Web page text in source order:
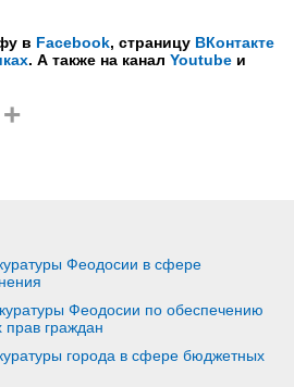
в Facebook, страницу ВКонтакте
. А также на канал Youtube и
+
Феодосии в сфере
Феодосии по обеспечению
прав граждан
города в сфере бюджетных